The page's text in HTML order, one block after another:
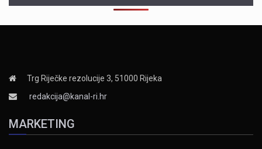
Trg Riječke rezolucije 3, 51000 Rijeka
redakcija@kanal-ri.hr
MARKETING